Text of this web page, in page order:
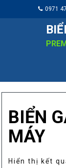
0971
BIỂN
MÁY
Hiển thị kết